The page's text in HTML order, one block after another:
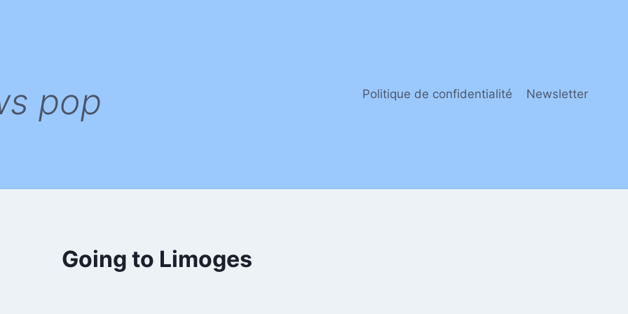
pop Politique de confidentialité Newsletter
Going to Limoges